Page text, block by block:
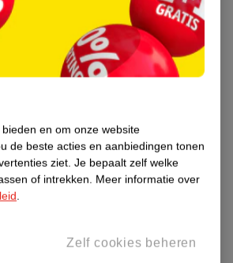
Rijk aan eiwit
Geen bron van eiwit
Geen bron van eiwit
Maar je kunt ook een lekkere,
inspiratie(1) voorbeelden van
en om onze website
de beste acties en aanbiedingen tonen
ziet. Je bepaalt zelf welke
of intrekken. Meer informatie over
.
Zelf cookies beheren